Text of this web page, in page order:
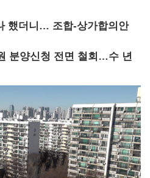
했더니… 조합-상가합의안
분양신청 전면 철회…수 년